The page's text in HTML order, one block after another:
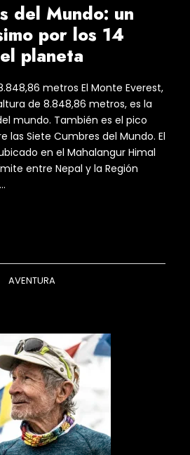
del Mundo: un
por los 14
planeta
metros El Monte Everest,
de 8.848,86 metros, es la
mundo. También es el pico
las Siete Cumbres del Mundo. El
en el Mahalangur Himal
entre Nepal y la Región
AVENTURA